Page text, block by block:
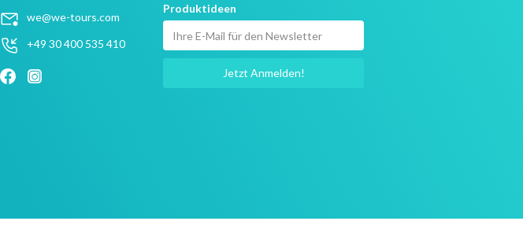
we@we-tours.com
+49 30 400 535 410
Produktideen